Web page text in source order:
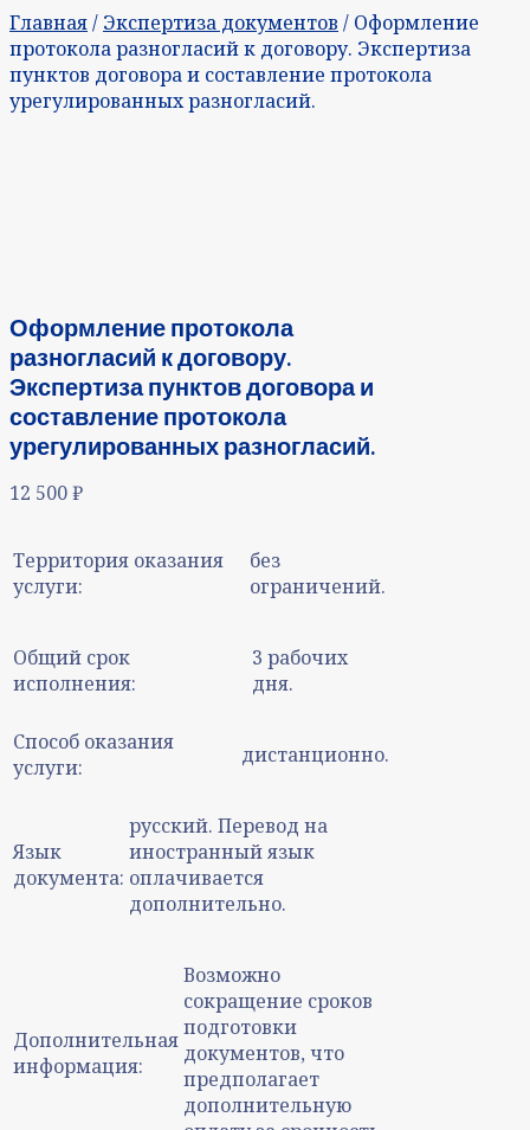
Главная/ Экспертиза документов / Оформление
протокола разногласий к договору. Экспертиза
пунктов договора и составление протокола
урегулированных разногласий.
Оформление протокола
разногласий к договору.
Экспертиза пунктов договора и
составление протокола
урегулированных разногласий.
12 500₽
Территория оказания
услуги:
без
ограничений.
Общий срок
исполнения:
3 рабочих
дня.
Способ оказания
услуги:
дистанционно.
Язык
документа:
русский. Перевод на
иностранный язык
оплачивается
дополнительно.
Дополнительная
информация:
Возможно
сокращение сроков
подготовки
документов, что
предполагает
дополнительную